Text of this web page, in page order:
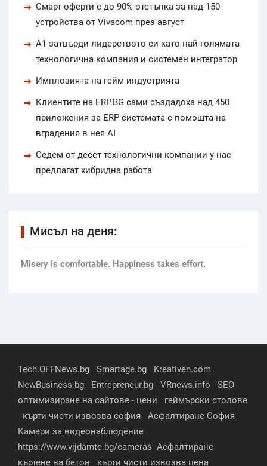
Смарт оферти с до 90% отстъпка за над 150
устройства от Vivacom през август
А1 затвърди лидерството си като най-голямата
технологична компания и системен интегратор
Имплозията на гейм индустрията
Клиентите на ERP.BG сами създадоха над 450
приложения за ERP системата с помощта на
вградения в нея AI
Седем от десет технологични компании у нас
предлагат хибридна работа
Мисъл на деня:
Мisery is comfortable. Happiness takes effort.
Tech.OFFNews.bg Smartage.bg
Kreativen.com
NewBusiness.bg
Entrepreneur.bg VRnews.info
SEO
оптимизиране на сайтове - цени
геймърски столове
кърти чисти извозва софия
Асфалтиране София
Камери за видеонаблюдение
https://www.vijdamte.bg/cameras Асфалтиране
къртене на бетон
кърти чисти извозва цена